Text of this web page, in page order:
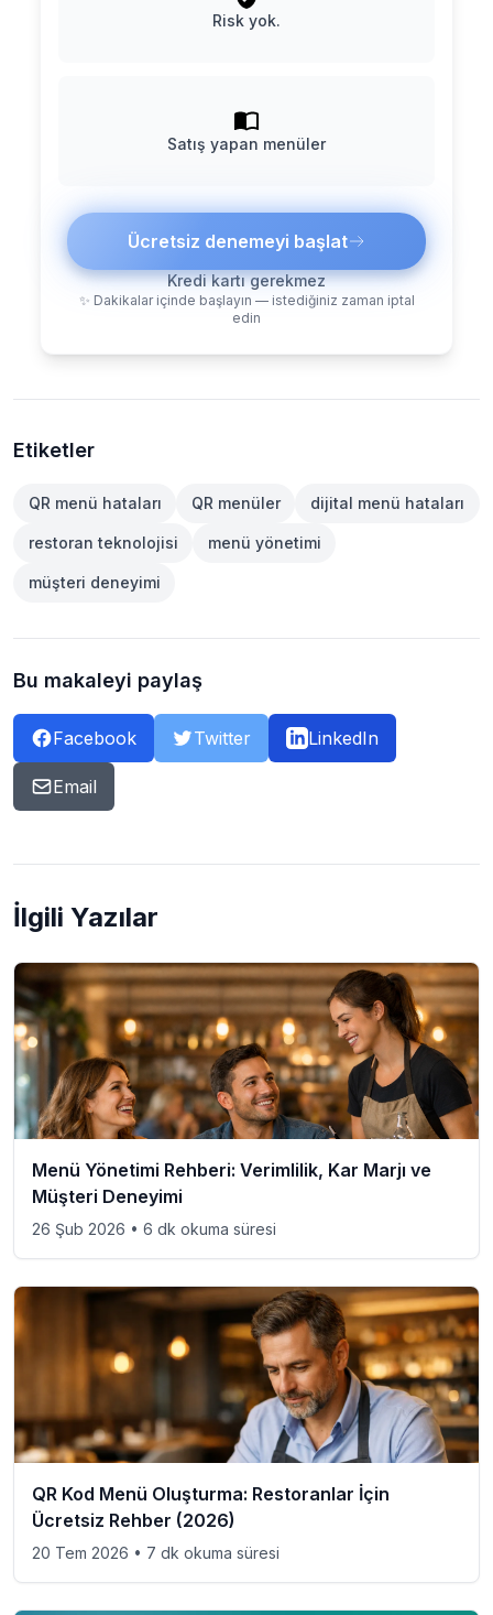
Risk yok.
Satış yapan menüler
Ücretsiz denemeyi başlat
Kredi kartı gerekmez
✨ Dakikalar içinde başlayın — istediğiniz zaman iptal
edin
Etiketler
QR menü hataları QR menüler dijital menü hataları
restoran teknolojisi menü yönetimi
müşteri deneyimi
Bu makaleyi paylaş
Facebook Twitter LinkedIn
Email
İlgili Yazılar
Menü Yönetimi Rehberi: Verimlilik, Kar Marjı ve
Müşteri Deneyimi
26 Şub 2026 • 6 dk okuma süresi
QR Kod Menü Oluşturma: Restoranlar İçin
Ücretsiz Rehber (2026)
20 Tem 2026 • 7 dk okuma süresi